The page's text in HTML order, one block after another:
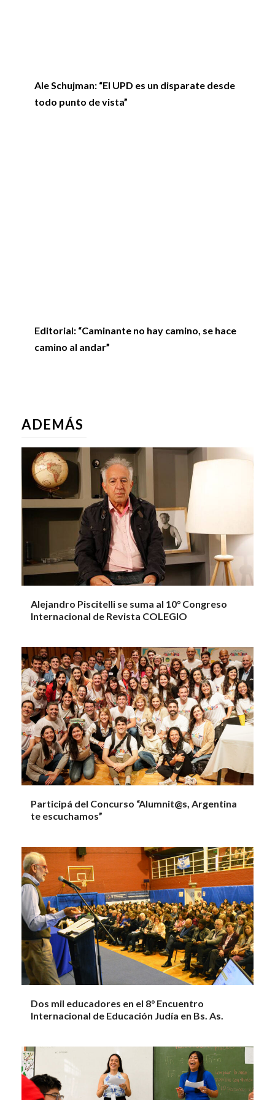
Ale Schujman: “El UPD es un disparate desde
todo punto de vista”
Editorial: “Caminante no hay camino, se hace
camino al andar”
ADEMÁS
Alejandro Piscitelli se suma al 10° Congreso
Internacional de Revista COLEGIO
Participá del Concurso “Alumnit@s, Argentina
te escuchamos”
Dos mil educadores en el 8° Encuentro
Internacional de Educación Judía en Bs. As.